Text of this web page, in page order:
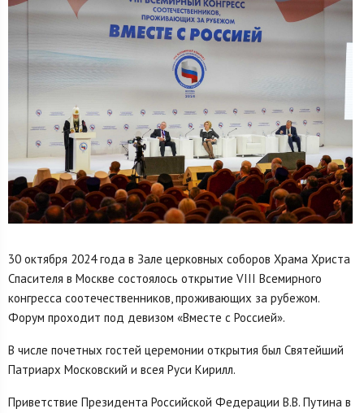
30 октября 2024 года в Зале церковных соборов Храма Христа
Спасителя в Москве состоялось открытие VIII Всемирного
конгресса соотечественников, проживающих за рубежом.
Форум проходит под девизом «Вместе с Россией».
В числе почетных гостей церемонии открытия был Святейший
Патриарх Московский и всея Руси Кирилл.
Приветствие Президента Российской Федерации В.В. Путина в